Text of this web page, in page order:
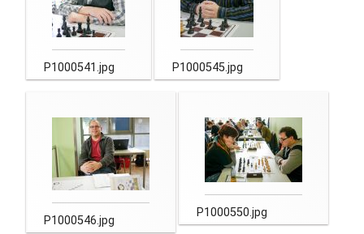
P1000541.jpg P1000545.jpg
P1000546.jpg
P1000550.jpg